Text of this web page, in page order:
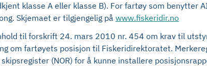
klasse A eller klasse B). For fartøy som benytter
Skjemaet er tilgjengelig på www.fiskeridir.no
til forskrift 24. mars 2010 nr. 454 om krav til
om fartøyets posisjon til Fiskeridirektoratet.
(NOR) for å kunne installere